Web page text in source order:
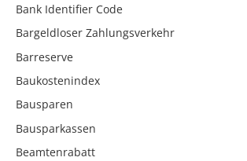
Bank Identifier Code
Bargeldloser Zahlungsverkehr
Barreserve
Baukostenindex
Bausparen
Bausparkassen
Beamtenrabatt